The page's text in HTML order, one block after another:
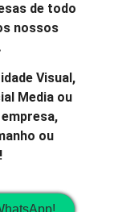
de todo
nossos
Visual,
Media ou
ou